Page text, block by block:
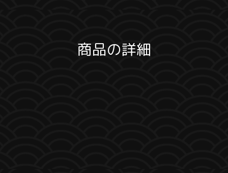
商品の詳細